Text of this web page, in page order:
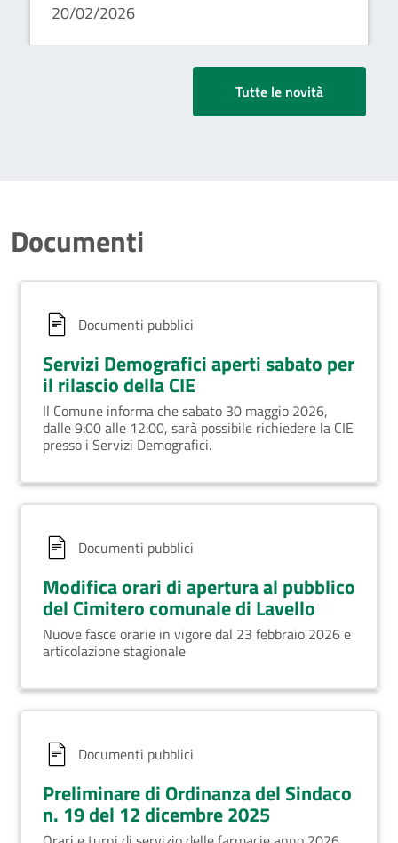
20/02/2026
Tutte le novità
Documenti
Documenti pubblici
Servizi Demografici aperti sabato per
il rilascio della CIE
Il Comune informa che sabato 30 maggio 2026,
dalle 9:00 alle 12:00, sarà possibile richiedere la CIE
presso i Servizi Demografici.
Documenti pubblici
Modifica orari di apertura al pubblico
del Cimitero comunale di Lavello
Nuove fasce orarie in vigore dal 23 febbraio 2026 e
articolazione stagionale
Documenti pubblici
Preliminare di Ordinanza del Sindaco
n. 19 del 12 dicembre 2025